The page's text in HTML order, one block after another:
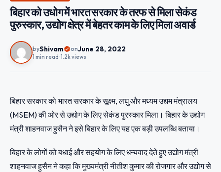
बिहार को उधोग में भारत सरकार के तरफ से मिला सेकंड
पुरुस्कार, उद्योग क्षेत्र में बेहतर काम के लिए मिला अवार्ड
byShivam onJune 28, 2022
1 min read 1.2k views
बिहार सरकार को भारत सरकार के सूक्ष्म, लघु और मध्यम उद्यम मंत्रालय
(MSEM) की ओर से उद्योग के लिए सेकंड पुरस्कार मिला। बिहार के उद्योग
मंत्री शाहनवाज हुसैन ने इसे बिहार के लिए यह एक बड़ी उपलब्धि बताया।
बिहार के लोगों को बधाई और सहयोग के लिए धन्यवाद देते हुए उद्योग मंत्री
शाहनवाज हुसैन ने कहा कि मुख्यमंत्री नीतीश कुमार की रोजगार और उद्योग से